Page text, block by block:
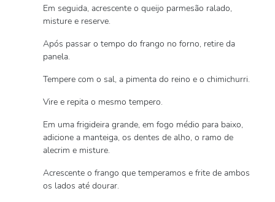
Em seguida, acrescente o queijo parmesão ralado,
misture e reserve.
Após passar o tempo do frango no forno, retire da
panela.
Tempere com o sal, a pimenta do reino e o chimichurri.
Vire e repita o mesmo tempero.
Em uma frigideira grande, em fogo médio para baixo,
adicione a manteiga, os dentes de alho, o ramo de
alecrim e misture.
Acrescente o frango que temperamos e frite de ambos
os lados até dourar.